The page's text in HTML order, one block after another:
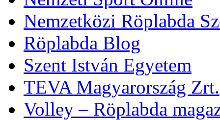
Nemzetközi Röplabda
Röplabda Blog
Szent István Egyetem
TEVA Magyarország Zrt.
Volley – Röplabda